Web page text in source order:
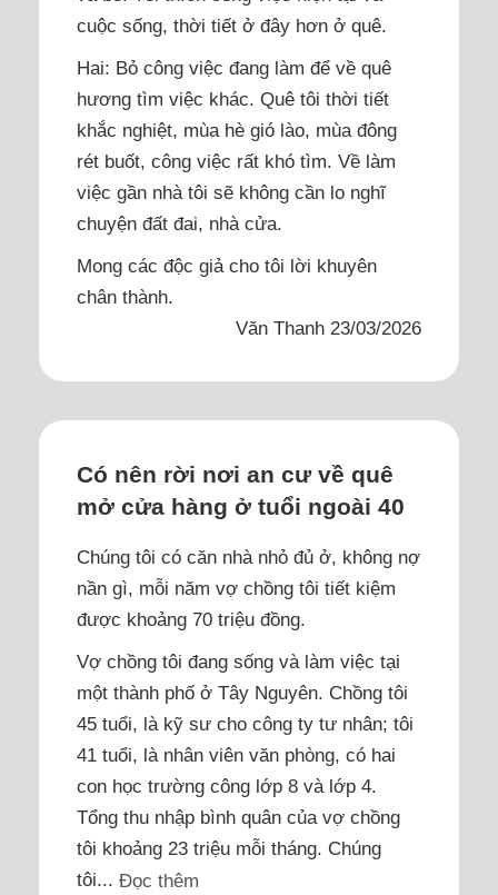
cuộc sống, thời tiết ở đây hơn ở quê.
Hai: Bỏ công việc đang làm để về quê
hương tìm việc khác. Quê tôi thời tiết
khắc nghiệt, mùa hè gió lào, mùa đông
rét buốt, công việc rất khó tìm. Về làm
việc gần nhà tôi sẽ không cần lo nghĩ
chuyện đất đai, nhà cửa.
Mong các độc giả cho tôi lời khuyên
chân thành.
Văn Thanh 23/03/2026
Có nên rời nơi an cư về quê
mở cửa hàng ở tuổi ngoài 40
Chúng tôi có căn nhà nhỏ đủ ở, không nợ
nần gì, mỗi năm vợ chồng tôi tiết kiệm
được khoảng 70 triệu đồng.
Vợ chồng tôi đang sống và làm việc tại
một thành phố ở Tây Nguyên. Chồng tôi
45 tuổi, là kỹ sư cho công ty tư nhân; tôi
41 tuổi, là nhân viên văn phòng, có hai
con học trường công lớp 8 và lớp 4.
Tổng thu nhập bình quân của vợ chồng
tôi khoảng 23 triệu mỗi tháng. Chúng
tôi...Đọc thêm